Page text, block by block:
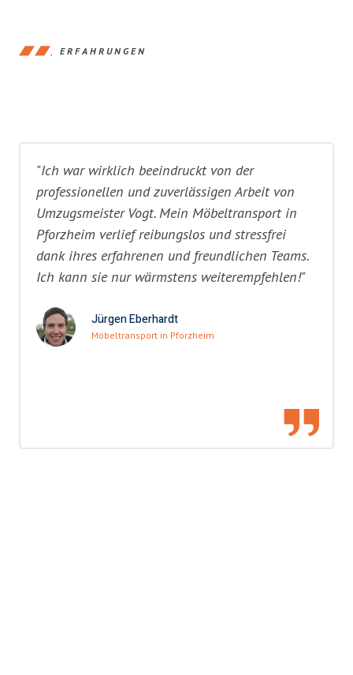
ERFAHRUNGEN
"Ich war wirklich beeindruckt von der
professionellen und zuverlässigen Arbeit von
Umzugsmeister Vogt. Mein Möbeltransport in
Pforzheim verlief reibungslos und stressfrei
dank ihres erfahrenen und freundlichen Teams.
Ich kann sie nur wärmstens weiterempfehlen!"
Jürgen Eberhardt
Möbeltransport in Pforzheim